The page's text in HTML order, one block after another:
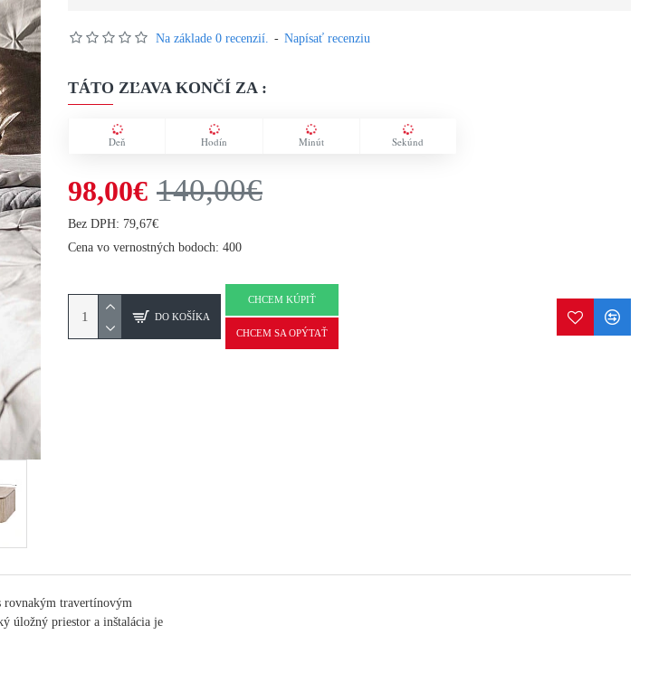
Na základe 0 recenzií. - Napísať recenziu
TÁTO ZĽAVA KONČÍ ZA :
Deň Hodín Minút Sekúnd
98,00€ 140,00€
Bez DPH: 79,67€
Cena vo vernostných bodoch: 400
DO KOŠÍKA
CHCEM KÚPIŤ
CHCEM SA OPÝTAŤ
rovnakým travertínovým
úložný priestor a inštalácia je